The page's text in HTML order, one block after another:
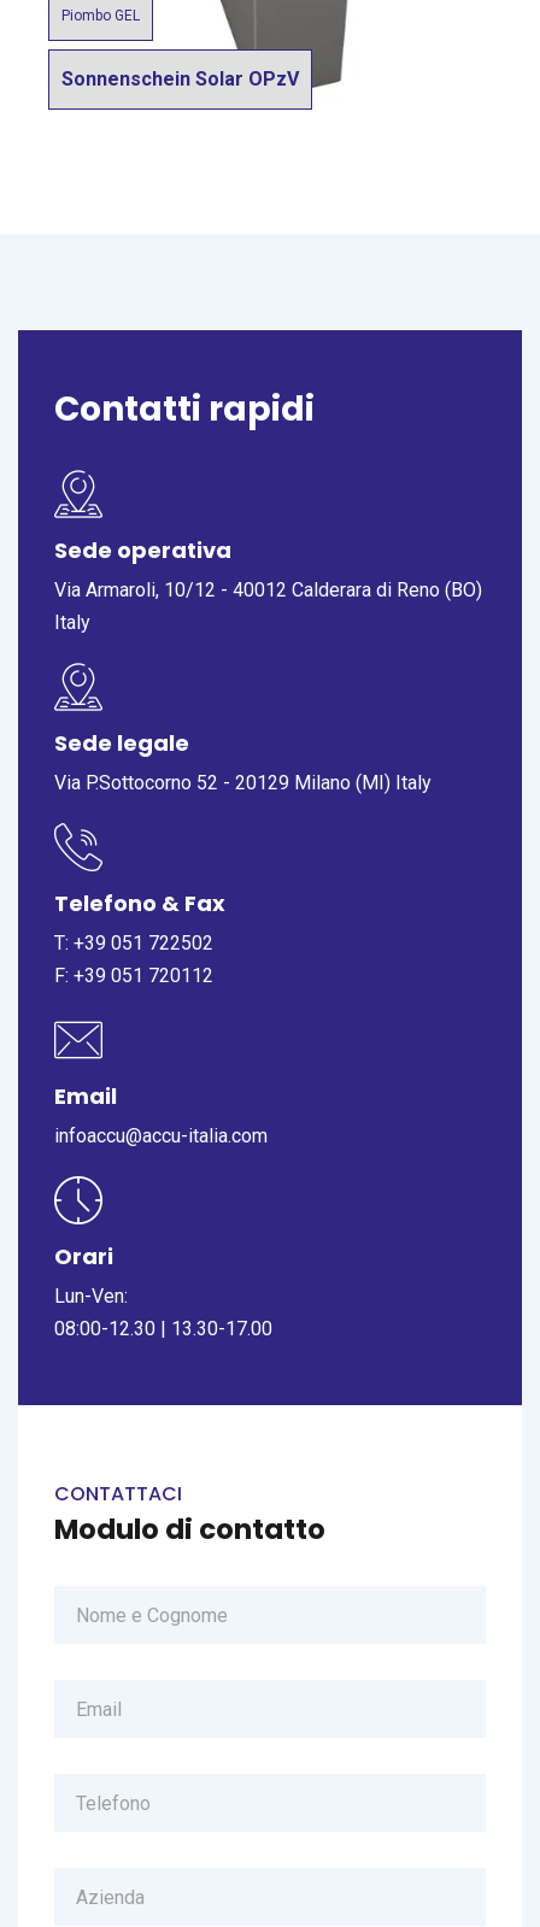
Piombo GEL
Sonnenschein Solar OPzV
CONTATTACI
Modulo di contatto
Contatti rapidi
Sede operativa
Via Armaroli, 10/12 - 40012 Calderara di Reno (BO)
Italy
Sede legale
Via P.Sottocorno 52 - 20129 Milano (MI) Italy
Telefono & Fax
T: +39 051 722502
F: +39 051 720112
Email
infoaccu@accu-italia.com
Orari
Lun-Ven:
08:00-12.30 | 13.30-17.00